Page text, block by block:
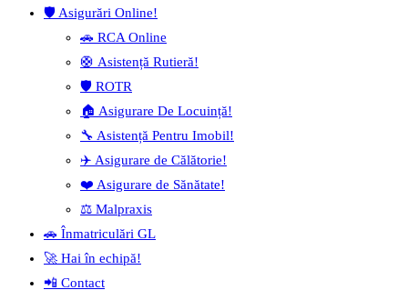
🛡️ Asigurări Online!
🚗 RCA Online
🛟 Asistență Rutieră!
🛡️ ROTR
🏠 Asigurare De Locuință!
🔧 Asistență Pentru Imobil!
✈️ Asigurare de Călătorie!
❤️ Asigurare de Sănătate!
⚖️ Malpraxis
🚗 Înmatriculări GL
🚀 Hai în echipă!
📲 Contact